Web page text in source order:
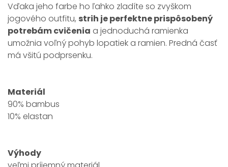
Vďaka jeho farbe ho ľahko zladíte so zvyškom
jogového outfitu, strih je perfektne prispôsobený
potrebám cvičenia a jednoduchá ramienka
umožnia voľný pohyb lopatiek a ramien. Predná časť
má všitú podprsenku.
Materiál
90% bambus
10% elastan
Výhody